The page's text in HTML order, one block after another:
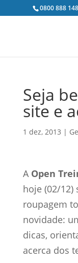
0800 888
Seja
site e
1 dez, 2013 |
A Open
hoje (02/12)
roupagem
novidade:
dicas,
acerca dos